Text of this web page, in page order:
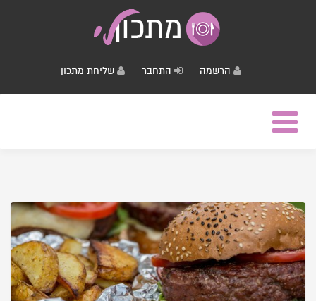
הרשמה התחבר שליחת מתכון
Toggle
navigation